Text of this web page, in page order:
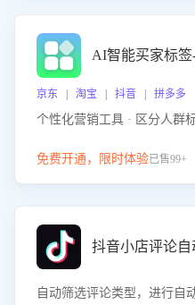
AI智能买家标
京东 | 淘宝 | 抖音 | 拼多多
个性化营销工具 · 区分人群
免费开通，限时体验已售99+
抖音小店评论自
自动筛选评论类型，进行自